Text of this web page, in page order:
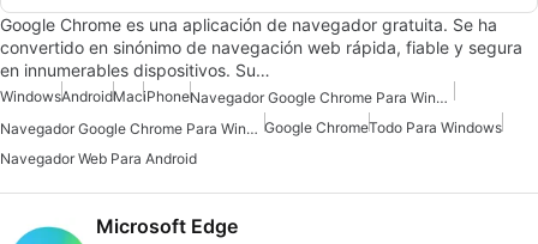
Google Chrome es una aplicación de navegador gratuita. Se ha
convertido en sinónimo de navegación web rápida, fiable y segura
en innumerables dispositivos. Su…
WindowsAndroidMaciPhone
Navegador Google Chrome Para Windows 10
Navegador Google Chrome Para Windows 7 Google ChromeTodo Para Windows
Navegador Web Para Android
Microsoft Edge